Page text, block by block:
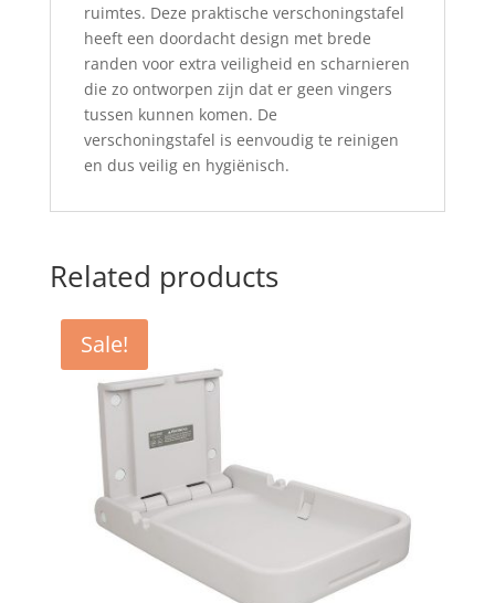
ruimtes. Deze praktische verschoningstafel
heeft een doordacht design met brede
randen voor extra veiligheid en scharnieren
die zo ontworpen zijn dat er geen vingers
tussen kunnen komen. De
verschoningstafel is eenvoudig te reinigen
en dus veilig en hygiënisch.
Related products
Sale!